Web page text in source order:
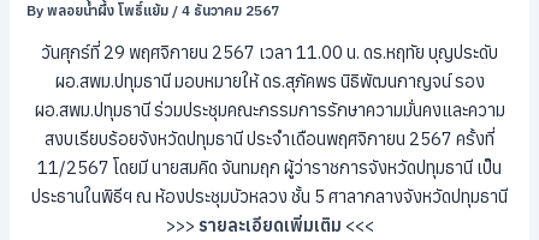
Byพลอยน้ำผึ้ง โพธิ์แย้ม /4 ธันวาคม 2567
วันศุกร์ที่ 29 พฤศจิกายน 2567 เวลา 11.00 น. ดร.หฤทัย บุญประดับ
ผอ.สพม.ปทุมธานี มอบหมายให้ ดร.สุภัคพร นิธิพัฒนกาญจน์ รอง
ผอ.สพม.ปทุมธานี ร่วมประชุมคณะกรรมการรักษาความมั่นคงและความ
สงบเรียบร้อยจังหวัดปทุมธานี ประจําเดือนพฤศจิกายน 2567 ครั้งที่
11/2567 โดยมี นายสมคิด จันทมฤก ผู้ว่าราชการจังหวัดปทุมธานี เป็น
ประธานในพิธีฯ ณ ห้องประชุมบัวหลวง ชั้น 5 ศาลากลางจังหวัดปทุมธานี
>>> รายละเอียดเพิ่มเติม <<<